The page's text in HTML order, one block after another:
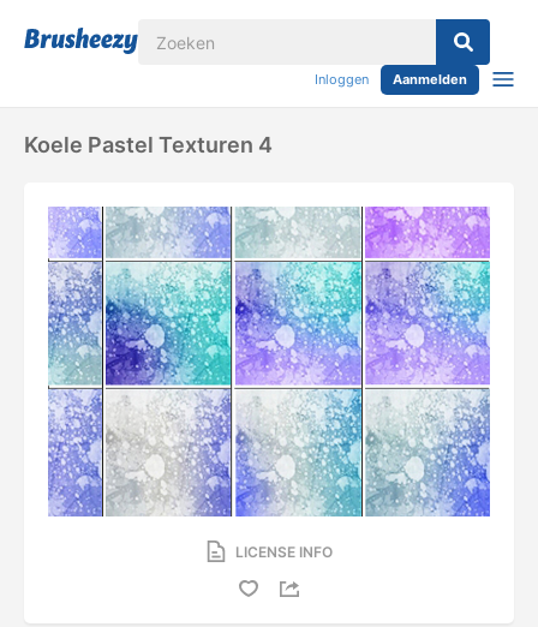
Inloggen Aanmelden
Koele Pastel Texturen 4
LICENSE INFO